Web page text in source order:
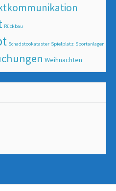
Rückbau
Schadstookataster Spielplatz Sportanlagen
Weihnachten